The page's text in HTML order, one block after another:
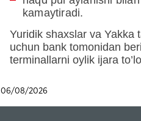
kamaytiradi.
Yuridik shaxslar va Yakka
uchun bank tomonidan
terminallarni oylik ijara
06/08/2026